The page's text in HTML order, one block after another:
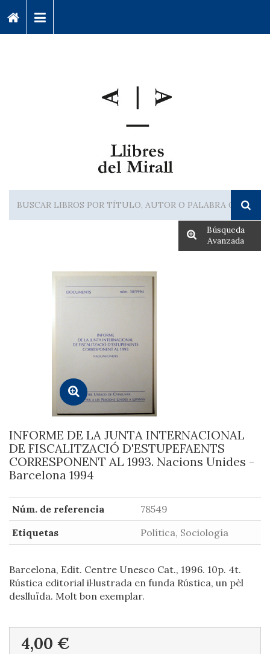
Búsqueda
Avanzada
INFORME DE LA JUNTA INTERNACIONAL
DE FISCALITZACIÓ D'ESTUPEFAENTS
CORRESPONENT AL 1993. Nacions Unides -
Barcelona 1994
Núm. de referencia
78549
Etiquetas
Política, Sociología
Barcelona, Edit. Centre Unesco Cat., 1996. 10p. 4t.
Rústica editorial il·lustrada en funda Rústica, un pèl
deslluïda. Molt bon exemplar.
4,00 €